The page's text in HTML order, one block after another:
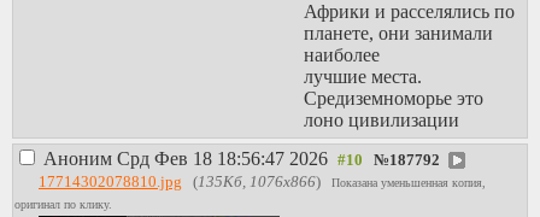
Африки и расселялись по
планете, они занимали
наиболее
лучшие места.
Средиземноморье это
лоно цивилизации
Египет Рим Греция
Феникия Месопатамия;
но нас интересует Индия
Аноним Срд Фев 18 18:56:47 2026 №187792
17714302078810.jpg (135Кб, 1076x866)
Показана уменьшенная копия,
оригинал по клику.